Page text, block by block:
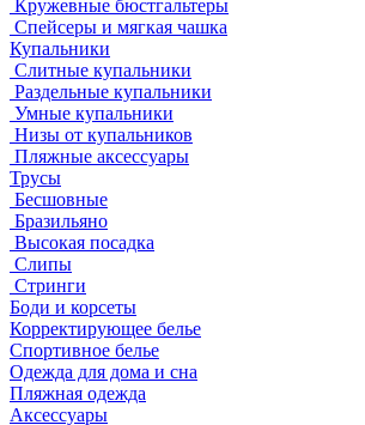
Кружевные бюстгальтеры
Спейсеры и мягкая чашка
Купальники
Слитные купальники
Раздельные купальники
Умные купальники
Низы от купальников
Пляжные аксессуары
Трусы
Бесшовные
Бразильяно
Высокая посадка
Слипы
Стринги
Боди и корсеты
Корректирующее белье
Спортивное белье
Одежда для дома и сна
Пляжная одежда
Аксессуары